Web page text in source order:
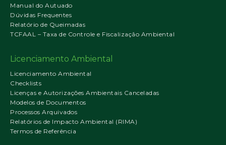
Manual do Autuado
Dúvidas Frequentes
Relatório de Queimadas
TCFAAL – Taxa de Controle e Fiscalização Ambiental
Licenciamento Ambiental
Licenciamento Ambiental
Checklists
Licenças e Autorizações Ambientais Canceladas
Modelos de Documentos
Processos Arquivados
Relatórios de Impacto Ambiental (RIMA)
Termos de Referência